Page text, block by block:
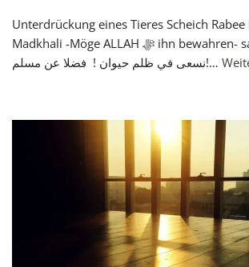
Unterdrückung eines Tieres Scheich
Madkhali -Möge ALLAH ﷻ ihn bewahren- sagte: نعوذ بالله أن
نسعى في ظلم حيوان ! فضلا عن مسلم!…